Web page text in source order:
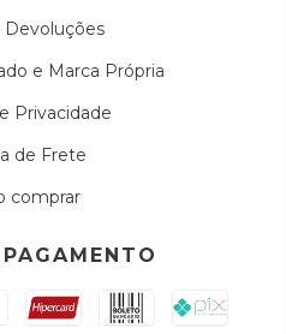
Devoluções
e Marca Própria
Privacidade
de Frete
comprar